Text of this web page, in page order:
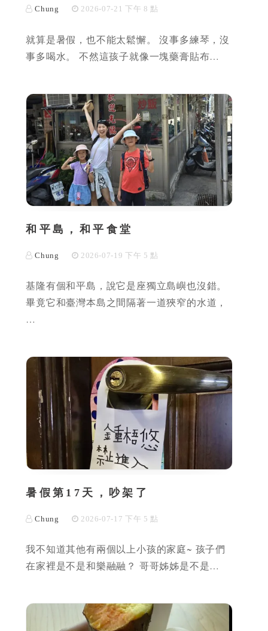
Chung 2026-07-21 下午 8 點
就算是暑假，也不能太鬆懈。 沒事多練琴，沒
事多喝水。 不然這孩子就像一塊藥膏貼布…
和平島，和平食堂
Chung 2026-07-19 下午 5 點
基隆有個和平島，說它是座獨立島嶼也沒錯。
畢竟它和臺灣本島之間隔著一道狹窄的水道，
…
暑假第17天，吵架了
Chung 2026-07-17 下午 5 點
我不知道其他有兩個以上小孩的家庭~ 孩子們
在家裡是不是和樂融融？ 哥哥姊姊是不是…